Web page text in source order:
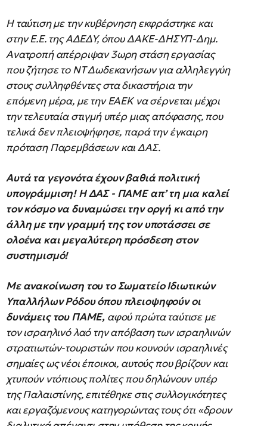
Η ταύτιση με την κυβέρνηση εκφράστηκε και
στην Ε.Ε. της ΑΔΕΔΥ, όπου ΔΑΚΕ-ΔΗΣΥΠ-Δημ.
Ανατροπή απέρριψαν 3ωρη στάση εργασίας
που ζήτησε το ΝΤ Δωδεκανήσων για αλληλεγγύη
στους συλληφθέντες στα δικαστήρια την
επόμενη μέρα, με την ΕΑΕΚ να σέρνεται μέχρι
την τελευταία στιγμή υπέρ μιας απόφασης, που
τελικά δεν πλειοψήφησε, παρά την έγκαιρη
πρόταση Παρεμβάσεων και ΔΑΣ.
Αυτά τα γεγονότα έχουν βαθιά πολιτική
υπογράμμιση! Η ΔΑΣ - ΠΑΜΕ απ’ τη μια καλεί
τον κόσμο να δυναμώσει την οργή κι από την
άλλη με την γραμμή της τον υποτάσσει σε
ολοένα και μεγαλύτερη πρόσδεση στον
συστημισμό!
Με ανακοίνωση του το Σωματείο Ιδιωτικών
Υπαλλήλων Ρόδου όπου πλειοψηφούν οι
δυνάμεις του ΠΑΜΕ, αφού πρώτα ταύτισε με
τον ισραηλινό λαό την απόβαση των ισραηλινών
στρατιωτών-τουριστών που κουνούν ισραηλινές
σημαίες ως νέοι έποικοι, αυτούς που βρίζουν και
χτυπούν ντόπιους πολίτες που δηλώνουν υπέρ
της Παλαιστίνης, επιτέθηκε στις συλλογικότητες
και εργαζόμενους κατηγορώντας τους ότι «δρουν